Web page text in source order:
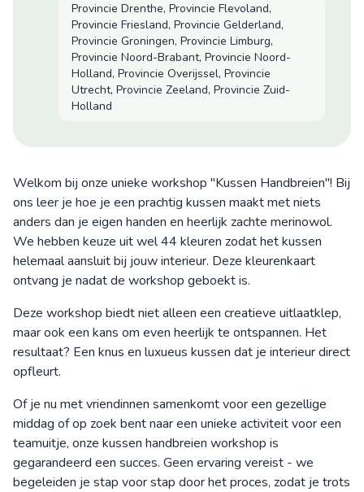
Provincie Drenthe, Provincie Flevoland,
Provincie Friesland, Provincie Gelderland,
Provincie Groningen, Provincie Limburg,
Provincie Noord-Brabant, Provincie Noord-
Holland, Provincie Overijssel, Provincie
Utrecht, Provincie Zeeland, Provincie Zuid-
Holland
Welkom bij onze unieke workshop "Kussen Handbreien"! Bij
ons leer je hoe je een prachtig kussen maakt met niets
anders dan je eigen handen en heerlijk zachte merinowol.
We hebben keuze uit wel 44 kleuren zodat het kussen
helemaal aansluit bij jouw interieur. Deze kleurenkaart
ontvang je nadat de workshop geboekt is.
Deze workshop biedt niet alleen een creatieve uitlaatklep,
maar ook een kans om even heerlijk te ontspannen. Het
resultaat? Een knus en luxueus kussen dat je interieur direct
opfleurt.
Of je nu met vriendinnen samenkomt voor een gezellige
middag of op zoek bent naar een unieke activiteit voor een
teamuitje, onze kussen handbreien workshop is
gegarandeerd een succes. Geen ervaring vereist - we
begeleiden je stap voor stap door het proces, zodat je trots